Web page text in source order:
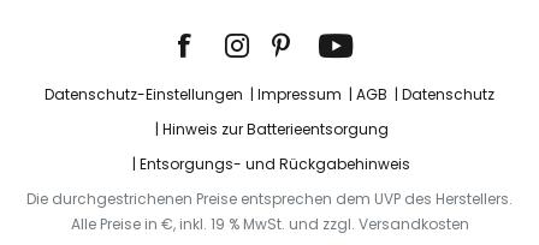
Datenschutz-Einstellungen Impressum AGB
Datenschutz
Hinweis zur Batterieentsorgung
Entsorgungs- und Rückgabehinweis
Die durchgestrichenen Preise entsprechen dem UVP des Herstellers.
Alle Preise in €, inkl. 19 % MwSt. und zzgl. Versandkosten